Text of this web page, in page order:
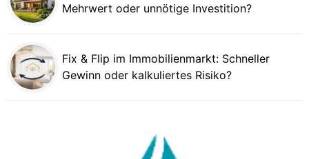
Mehrwert oder unnötige Investition?
Fix & Flip im Immobilienmarkt: Schneller
Gewinn oder kalkuliertes Risiko?